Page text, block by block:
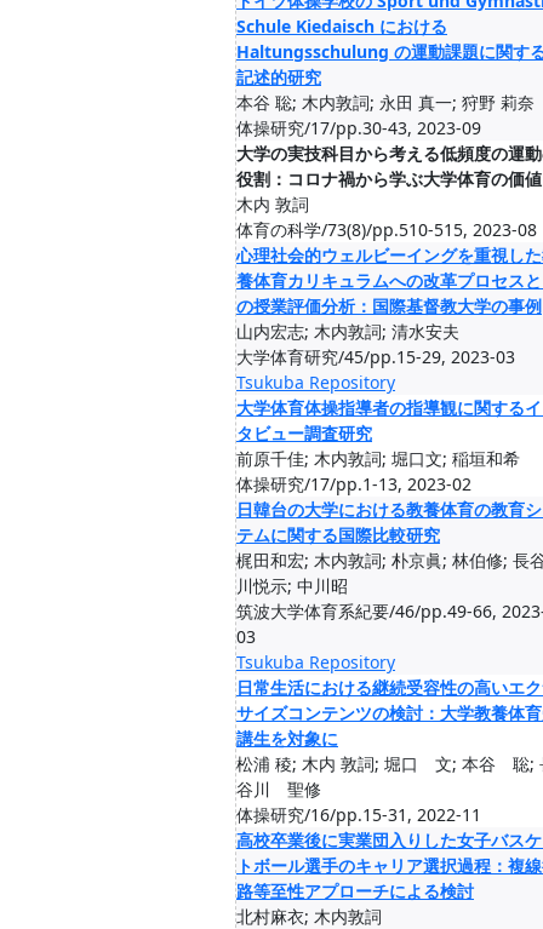
Schule Kiedaisch における
Haltungsschulung の運動課題に関す
記述的研究
本谷 聡; 木内敦詞; 永田 真一; 狩野 莉奈
体操研究/17/pp.30-43, 2023-09
大学の実技科目から考える低頻度の運
役割：コロナ禍から学ぶ大学体育の価値
木内 敦詞
体育の科学/73(8)/pp.510-515, 2023-08
心理社会的ウェルビーイングを重視し
養体育カリキュラムへの改革プロセス
の授業評価分析：国際基督教大学の事例
山内宏志; 木内敦詞; 清水安夫
大学体育研究/45/pp.15-29, 2023-03
Tsukuba Repository
大学体育体操指導者の指導観に関する
タビュー調査研究
前原千佳; 木内敦詞; 堀口文; 稲垣和希
体操研究/17/pp.1-13, 2023-02
日韓台の大学における教養体育の教育
テムに関する国際比較研究
梶田和宏; 木内敦詞; 朴京眞; 林伯修; 長
川悦示; 中川昭
筑波大学体育系紀要/46/pp.49-66,
03
Tsukuba Repository
日常生活における継続受容性の高いエ
サイズコンテンツの検討：大学教養体
講生を対象に
松浦 稜; 木内 敦詞; 堀口 文; 本谷 聡;
谷川 聖修
体操研究/16/pp.15-31, 2022-11
高校卒業後に実業団入りした女子バス
トボール選手のキャリア選択過程：複
路等至性アプローチによる検討
北村麻衣; 木内敦詞